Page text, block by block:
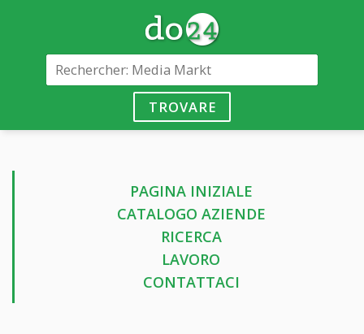
TROVARE
PAGINA INIZIALE
CATALOGO AZIENDE
RICERCA
LAVORO
CONTATTACI